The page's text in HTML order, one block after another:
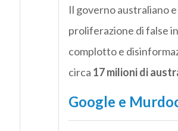
Il governo australiano
proliferazione di false
complotto e
circa 17 milioni di
Google e